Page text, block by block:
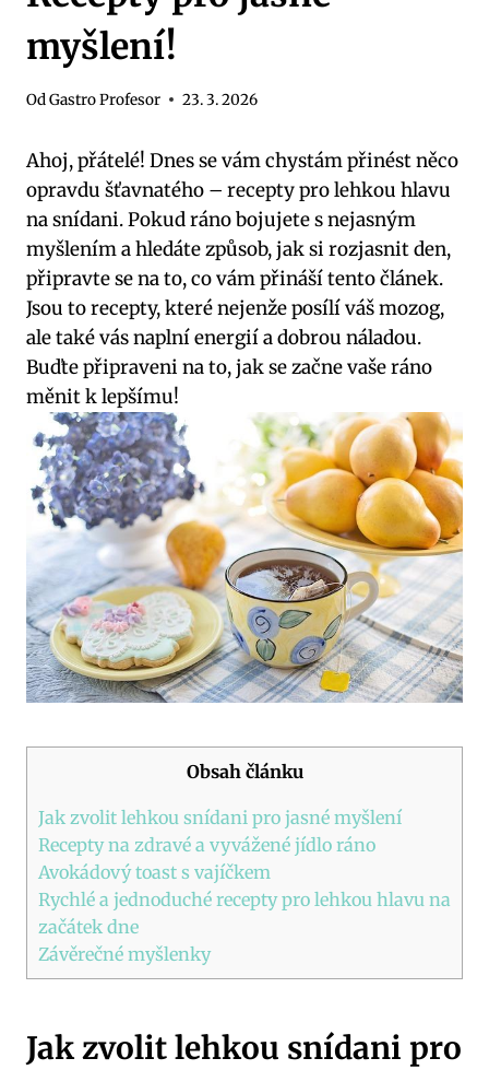
myšlení!
OdGastro Profesor 23. 3. 2026
Ahoj, přátelé! Dnes se vám chystám přinést něco
opravdu šťavnatého – recepty pro lehkou hlavu
na snídani. Pokud ráno bojujete s nejasným
myšlením a hledáte způsob, jak si rozjasnit den,
připravte se na to, co vám přináší tento článek.
Jsou to recepty, které nejenže posílí váš mozog,
ale také vás naplní energií a dobrou náladou.
Buďte připraveni na to, jak se začne vaše ráno
měnit k lepšímu!
Obsah článku
Jak zvolit lehkou snídani pro jasné myšlení
Recepty na zdravé a vyvážené jídlo ráno
Avokádový toast s vajíčkem
Rychlé a jednoduché recepty pro lehkou hlavu na
začátek dne
Závěrečné myšlenky
Jak zvolit lehkou snídani pro